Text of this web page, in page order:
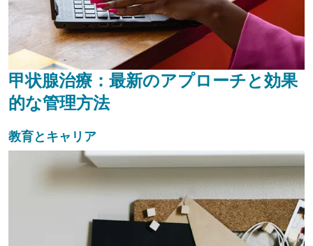
甲状腺治療：最新のアプローチと効果
的な管理方法
教育とキャリア